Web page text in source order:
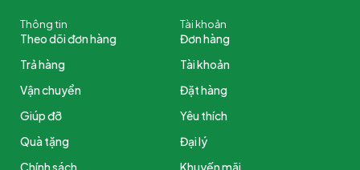
Thông tin
Theo dõi đơn hàng
Trả hàng
Vận chuyển
Giúp đỡ
Quà tặng
Chính sách
Tài khoản
Đơn hàng
Tài khoản
Đặt hàng
Yêu thích
Đại lý
Khuyến mãi